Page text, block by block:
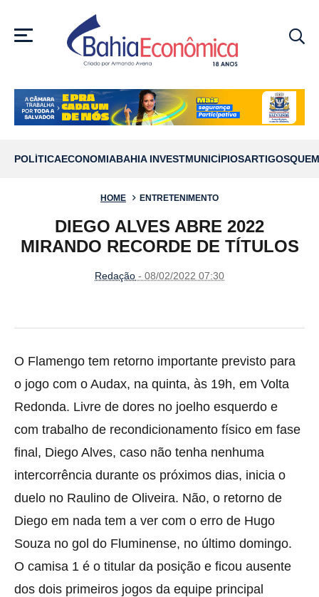
MENU
POLÍTICAECONOMIABAHIA INVESTMUNICÍPIOSARTIGOS
HOME ENTRETENIMENTO
DIEGO ALVES ABRE 2022
MIRANDO RECORDE DE TÍTULOS
Redação - 08/02/2022 07:30
O Flamengo tem retorno importante previsto para
o jogo com o Audax, na quinta, às 19h, em Volta
Redonda. Livre de dores no joelho esquerdo e
com trabalho de recondicionamento físico em fase
final, Diego Alves, caso não tenha nenhuma
intercorrência durante os próximos dias, inicia o
duelo no Raulino de Oliveira. Não, o retorno de
Diego em nada tem a ver com o erro de Hugo
Souza no gol do Fluminense, no último domingo.
O camisa 1 é o titular da posição e ficou ausente
dos dois primeiros jogos da equipe principal